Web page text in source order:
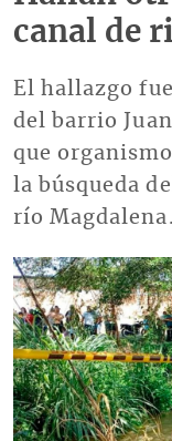
canal de
El hallazgo
del barrio
que
la búsqueda
río Magdalena.
Imagen